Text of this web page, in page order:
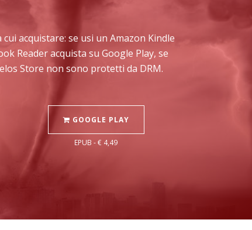
acquistare: se usi un Amazon Kindle
Reader acquista su Google Play, se
Store non sono protetti da DRM.
GOOGLE PLAY
EPUB - € 4,49